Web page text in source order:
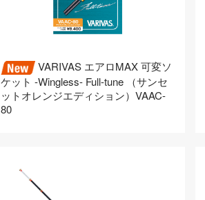
VARIVAS エアロMAX 可変ソ
ケット -Wingless- Full-tune （サンセ
ットオレンジエディション）VAAC-
80